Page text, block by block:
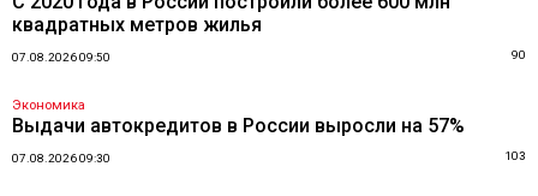
квадратных метров жилья
07.08.2026 09:50 90
Экономика
Выдачи автокредитов в России выросли на 57%
07.08.2026 09:30 103